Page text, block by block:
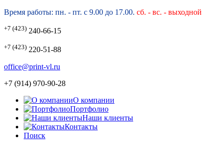
Время работы: пн. - пт. с 9.00 до 17.00. сб. - вс. - выходной
+7 (423) 240-66-15
+7 (423) 220-51-88
office@print-vl.ru
+7 (914) 970-90-28
О компании
Портфолио
Наши клиенты
Контакты
Поиск